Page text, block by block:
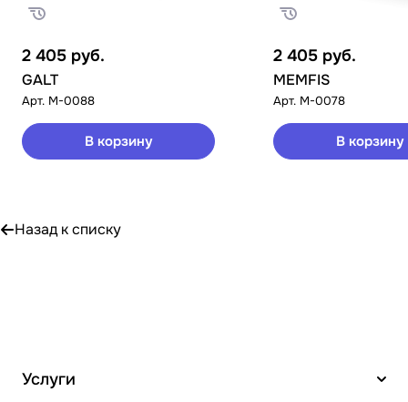
2 405 руб.
GALT
Арт. M-0088
В корзину
2 405 руб.
MEMFIS
Арт. M-0078
В корзину
Назад к списку
Услуги